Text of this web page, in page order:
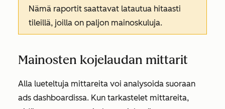
Nämä raportit saattavat latautua hitaasti
tileillä, joilla on paljon mainoskuluja.
Mainosten kojelaudan mittarit
Alla lueteltuja mittareita voi analysoida suoraan
ads dashboardissa. Kun tarkastelet mittareita,